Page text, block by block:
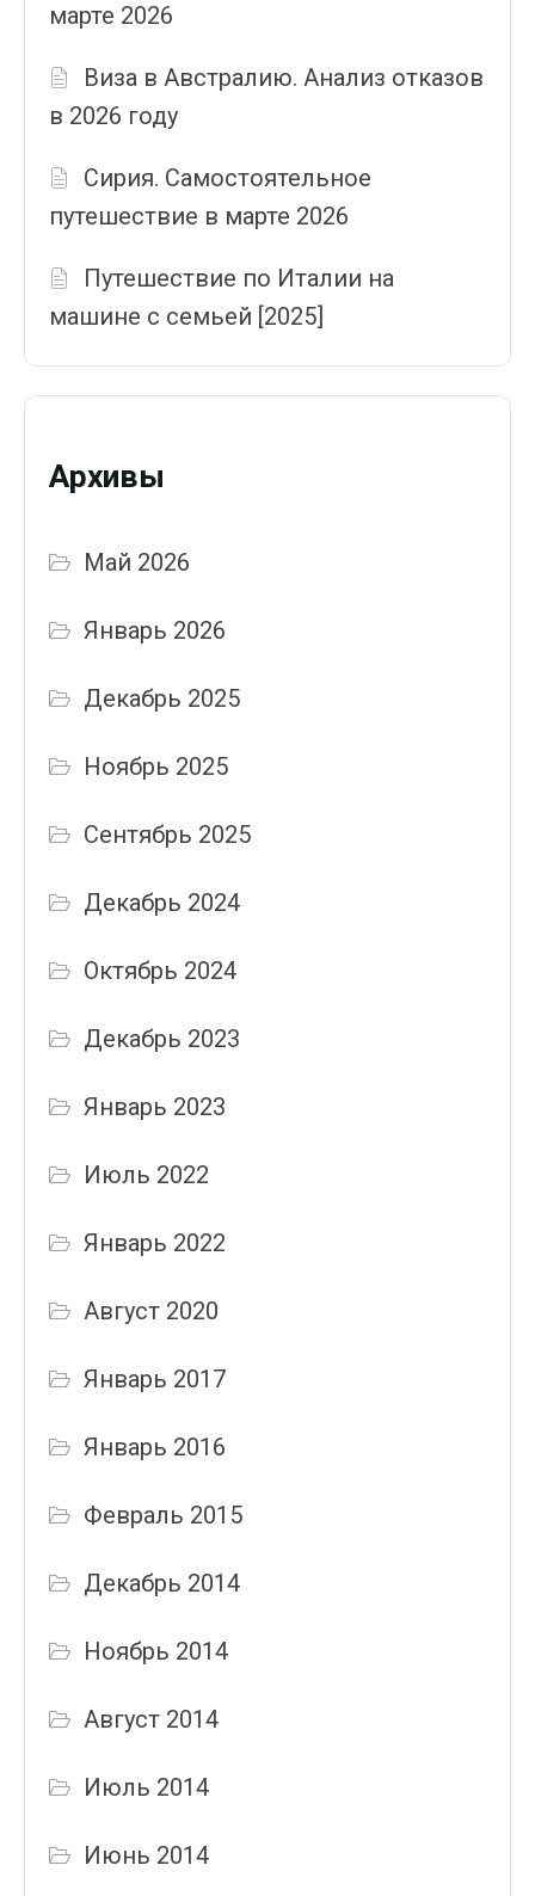
марте 2026
Виза в Австралию. Анализ отказов
в 2026 году
Сирия. Самостоятельное
путешествие в марте 2026
Путешествие по Италии на
машине с семьей [2025]
Архивы
Май 2026
Январь 2026
Декабрь 2025
Ноябрь 2025
Сентябрь 2025
Декабрь 2024
Октябрь 2024
Декабрь 2023
Январь 2023
Июль 2022
Январь 2022
Август 2020
Январь 2017
Январь 2016
Февраль 2015
Декабрь 2014
Ноябрь 2014
Август 2014
Июль 2014
Июнь 2014